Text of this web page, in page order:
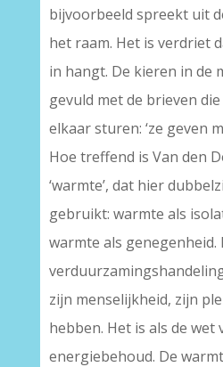
bijvoorbeeld spreekt uit
het raam. Het is verdriet
in hangt. De kieren in de
gevuld met de brieven
elkaar sturen: ‘ze geven
Hoe treffend is Van den
‘warmte’, dat hier
gebruikt: warmte als
warmte als genegenheid.
zijn menselijkheid, zijn
hebben. Het is als de wet
energiebehoud. De